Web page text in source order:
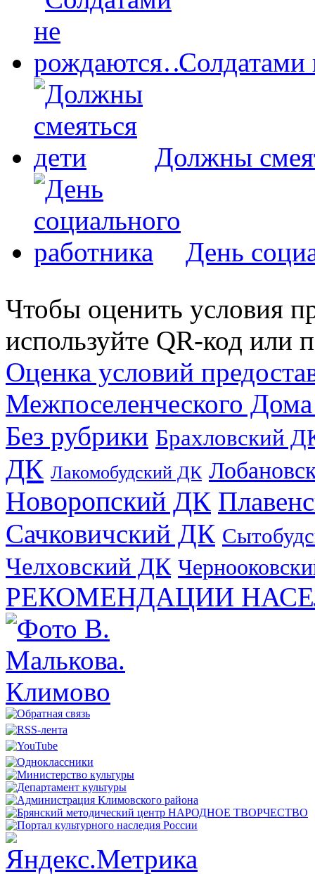
Должны
День
Чтобы оценить условия
используйте QR-код или
Оценка условий
Межпоселенческого
Без рубрики Брахловский
ДК Лакомобудский ДК
Новоропский ДК
Сачковичский ДК
Челховский ДК
РЕКОМЕНДАЦИИ